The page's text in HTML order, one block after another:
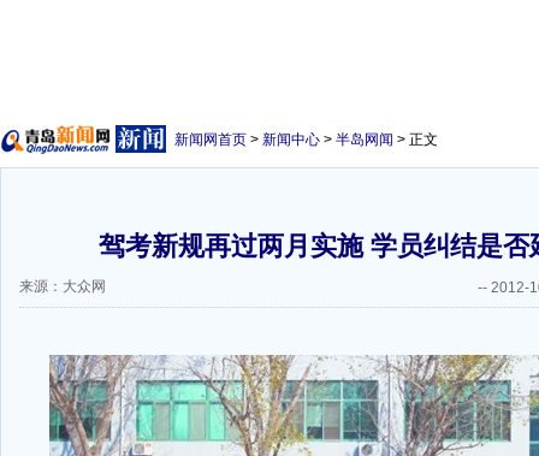
新闻网首页 > 新闻中心 > 半岛网闻 > 正文
驾考新规再过两月实施 学员纠结是否
来源：大众网 -- 2012-